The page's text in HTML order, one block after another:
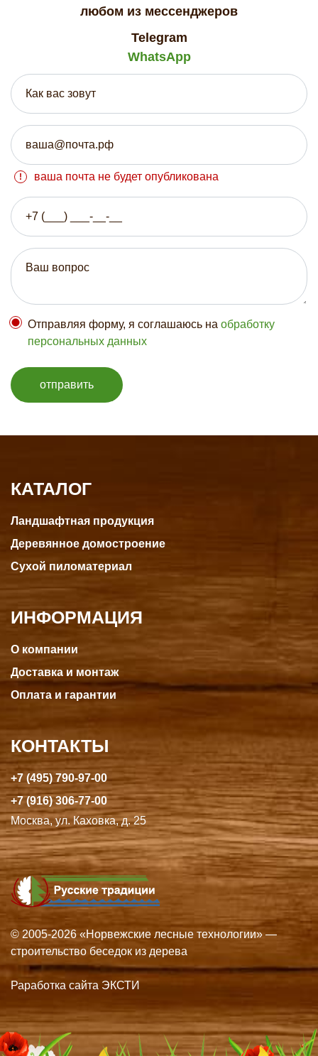
любом из мессенджеров
Telegram
WhatsApp
ваша почта не будет опубликована
Отправляя форму, я соглашаюсь на обработку
персональных данных
отправить
КАТАЛОГ
Ландшафтная продукция
Деревянное домостроение
Сухой пиломатериал
ИНФОРМАЦИЯ
О компании
Доставка и монтаж
Оплата и гарантии
КОНТАКТЫ
+7 (495) 790-97-00
+7 (916) 306-77-00
Москва, ул. Каховка, д. 25
© 2005-2026 «Норвежские лесные технологии» —
строительство беседок из дерева
Раработка сайта ЭКСТИ